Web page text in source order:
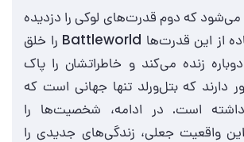
که دوم قدرت‌های لوکی را دزدیده
است. او با استفاده از این قدرت‌ها Battleworld را خلق
زنده می‌کند و خاطراتشان را پاک
دارند که بتل‌ورلد تنها جهانی است که
است. در ادامه، شخصیت‌ها را
واقعیت جعلی، زندگی‌های جدیدی را